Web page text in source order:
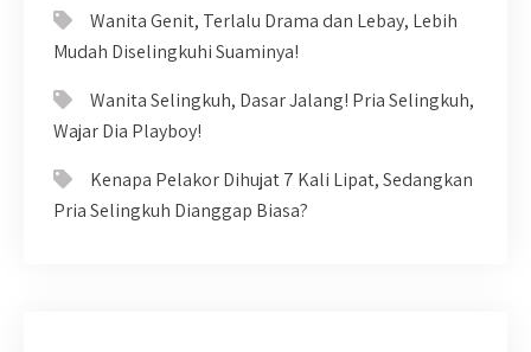
Wanita Genit, Terlalu Drama dan Lebay, Lebih
Mudah Diselingkuhi Suaminya!
Wanita Selingkuh, Dasar Jalang! Pria Selingkuh,
Wajar Dia Playboy!
Kenapa Pelakor Dihujat 7 Kali Lipat, Sedangkan
Pria Selingkuh Dianggap Biasa?